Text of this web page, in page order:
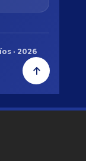
· 2026